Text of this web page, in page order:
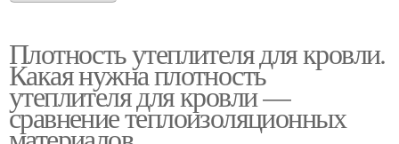
Плотность утеплителя для кровли.
Какая нужна плотность
утеплителя для кровли —
сравнение теплоизоляционных